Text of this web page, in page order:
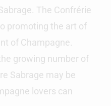
The Confrérie
promoting the art of
of Champagne.
growing number of
Sabrage may be
lovers can